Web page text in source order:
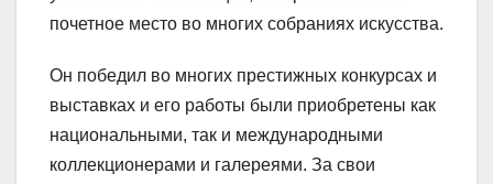
почетное место во многих собраниях искусства.
Он победил во многих престижных конкурсах и
выставках и его работы были приобретены как
национальными, так и международными
коллекционерами и галереями. За свои